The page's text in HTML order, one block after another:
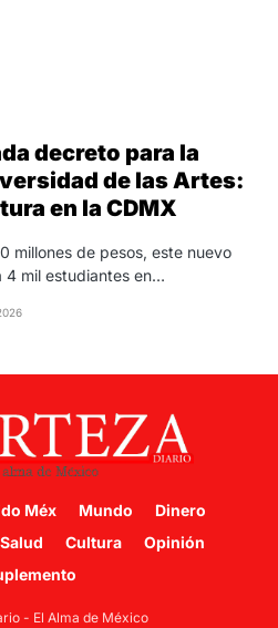
decreto para la
de las Artes:
en la CDMX
millones de pesos, este nuevo
4 mil estudiantes en…
Méx Mundo
Dinero
Salud Cultura
Opinión
- El Alma de México